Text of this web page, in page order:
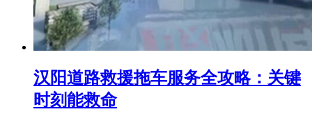
汉阳道路救援拖车服务全攻略：关键
时刻能救命